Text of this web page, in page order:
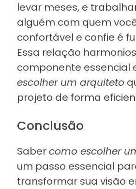
levar meses, e
alguém com quem
confortável e confie é
Essa relação
componente essencial
escolher um arquiteto
projeto de forma
Conclusão
Sabercomo escolher
um passo essencial
transformar sua visão